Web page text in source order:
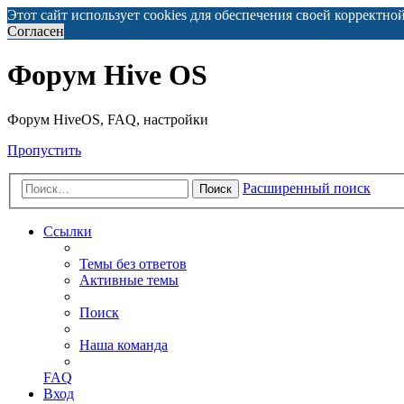
Этот сайт использует cookies для обеспечения своей
Согласен
Форум Hive OS
Форум HiveOS, FAQ, настройки
Пропустить
Поиск Расширенный поиск
Ссылки
Темы без ответов
Активные темы
Поиск
Наша команда
FAQ
Вход